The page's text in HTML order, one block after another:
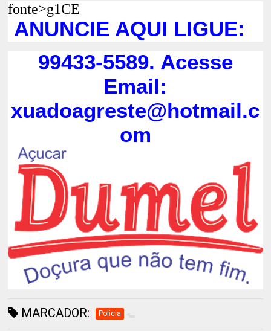
fonte>g1CE
ANUNCIE AQUI LIGUE:
99433-5589. Acesse
Email:
xuadoagreste@hotmail.c
om
MARCADOR: Policia